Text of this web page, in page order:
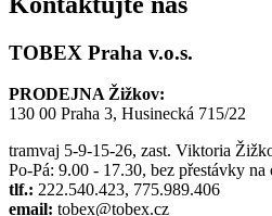
TOBEX Praha v.o.s.
PRODEJNA Žižkov:
130 00 Praha 3, Husinecká 715/22
tramvaj 5-9-15-26, zast. Viktoria
Po-Pá: 9.00 - 17.30, bez přestávky na
tlf.: 222.540.423, 775.989.406
email: tobex@tobex.cz